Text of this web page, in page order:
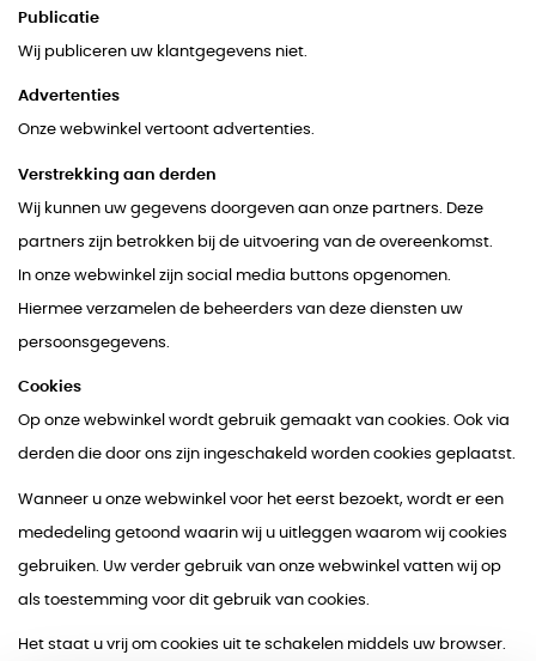
Publicatie
Wij publiceren uw klantgegevens niet.
Advertenties
Onze webwinkel vertoont advertenties.
Verstrekking aan derden
Wij kunnen uw gegevens doorgeven aan onze partners. Deze
partners zijn betrokken bij de uitvoering van de overeenkomst.
In onze webwinkel zijn social media buttons opgenomen.
Hiermee verzamelen de beheerders van deze diensten uw
persoonsgegevens.
Cookies
Op onze webwinkel wordt gebruik gemaakt van cookies. Ook via
derden die door ons zijn ingeschakeld worden cookies geplaatst.
Wanneer u onze webwinkel voor het eerst bezoekt, wordt er een
mededeling getoond waarin wij u uitleggen waarom wij cookies
gebruiken. Uw verder gebruik van onze webwinkel vatten wij op
als toestemming voor dit gebruik van cookies.
Het staat u vrij om cookies uit te schakelen middels uw browser.